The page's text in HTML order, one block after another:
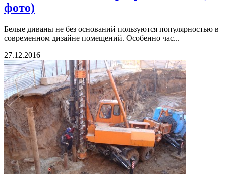
фото)
Белые диваны не без оснований пользуются популярностью в
современном дизайне помещений. Особенно час...
27.12.2016